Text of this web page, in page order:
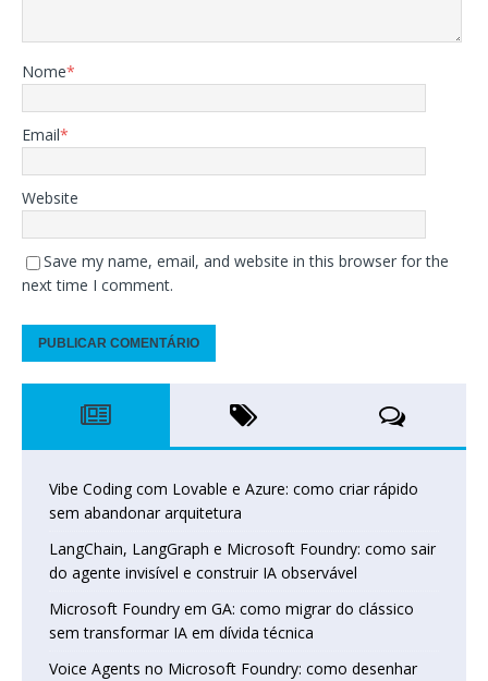
Nome*
Email*
Website
Save my name, email, and website in this browser for the
next time I comment.
Vibe Coding com Lovable e Azure: como criar rápido
sem abandonar arquitetura
LangChain, LangGraph e Microsoft Foundry: como sair
do agente invisível e construir IA observável
Microsoft Foundry em GA: como migrar do clássico
sem transformar IA em dívida técnica
Voice Agents no Microsoft Foundry: como desenhar